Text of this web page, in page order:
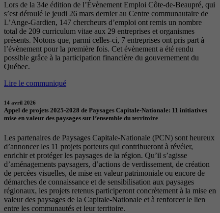
Lors de la 34e édition de l’Évènement Emploi Côte-de-Beaupré, qui
s’est déroulé le jeudi 26 mars dernier au Centre communautaire de
L’Ange-Gardien, 147 chercheurs d’emploi ont remis un nombre
total de 209 curriculum vitae aux 29 entreprises et organismes
présents. Notons que, parmi celles-ci, 7 entreprises ont pris part à
l’évènement pour la première fois. Cet évènement a été rendu
possible grâce à la participation financière du gouvernement du
Québec.
Lire le communiqué
14 avril 2026
Appel de projets 2025-2028 de Paysages Capitale-Nationale: 11 initiatives
mise en valeur des paysages sur l’ensemble du territoire
Les partenaires de Paysages Capitale-Nationale (PCN) sont heureux
d’annoncer les 11 projets porteurs qui contribueront à révéler,
enrichir et protéger les paysages de la région. Qu’il s’agisse
d’aménagements paysagers, d’actions de verdissement, de création
de percées visuelles, de mise en valeur patrimoniale ou encore de
démarches de connaissance et de sensibilisation aux paysages
régionaux, les projets retenus participeront concrètement à la mise en
valeur des paysages de la Capitale-Nationale et à renforcer le lien
entre les communautés et leur territoire.